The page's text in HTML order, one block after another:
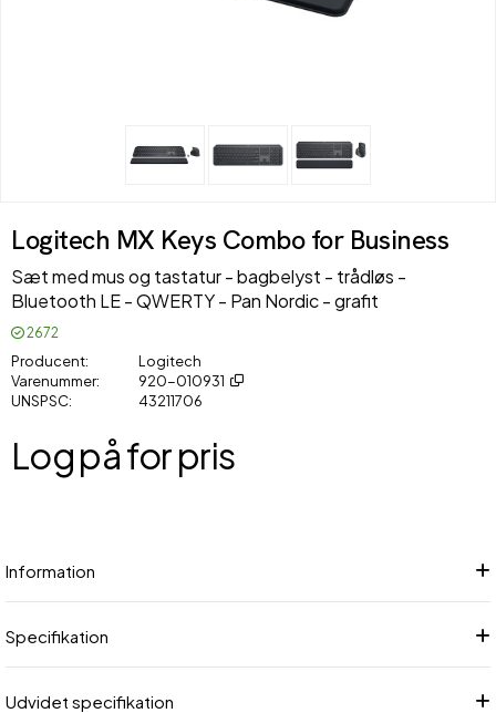
Logitech MX Keys Combo for Business
Sæt med mus og tastatur - bagbelyst - trådløs -
Bluetooth LE - QWERTY - Pan Nordic - grafit
2672
Producent
Logitech
Varenummer
920-010931
UNSPSC
43211706
Log på for pris
Information
Specifikation
Udvidet specifikation